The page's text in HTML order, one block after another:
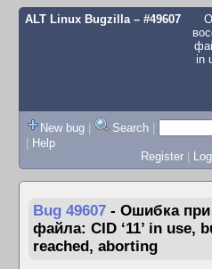
ALT Linux Bugzilla– #49607
in
New bug | Search |
| Help
Register |
Bug 49607 - Ошибка при
файла: CID ‘11’ in use,
reached, aborting